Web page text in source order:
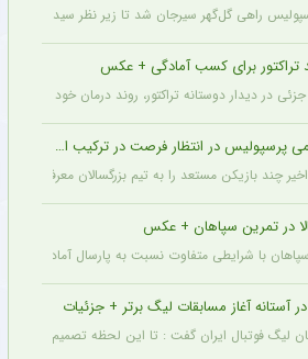
راهی گل‌گهر سیرجان شد تا زیر نظر سیدمهدی
تراکتور برای کسب آمادگی + عکس
در دیدار دوستانه تراکتور، روند درمان خود را
پرسپولیس در انتظار فرصت در ترکیب اصلی
چند بازیکن مستعد را به تیم بزرگسالان معرفی
در تمرین سپاهان + عکس
با شرایطی متفاوت نسبت به پارسال آماده شروع
آستانه آغاز مسابقات لیگ برتر + جزئیات
لیگ فوتبال ایران گفت : تا این لحظه تصمیم بر این